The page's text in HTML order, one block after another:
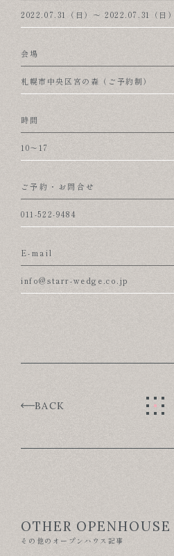
2022.07.31（日）〜 2022.07.31（日）
会場
札幌市中央区宮の森（ご予約制）
時間
10～17
ご予約・お問合せ
011-522-9484
E-mail
info@starr-wedge.co.jp
BACK
OTHER OPENHOUSE
その他のオープンハウス記事